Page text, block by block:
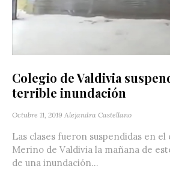
Colegio de Valdivia
terrible inundación
Octubre 11, 2019 Alejandra Castellano
Las clases fueron suspendidas en
Merino de Valdivia la mañana de
de una inundación...